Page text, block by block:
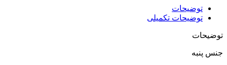
توضیحات
توضیحات تکمیلی
توضیحات
جنس پنبه